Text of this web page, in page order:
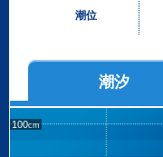
潮位
潮汐
100